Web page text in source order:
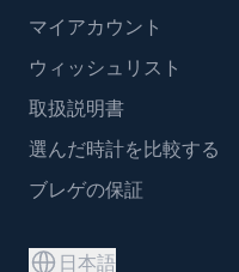
マイアカウント
ウィッシュリスト
取扱説明書
選んだ時計を比較する
ブレゲの保証
日本語